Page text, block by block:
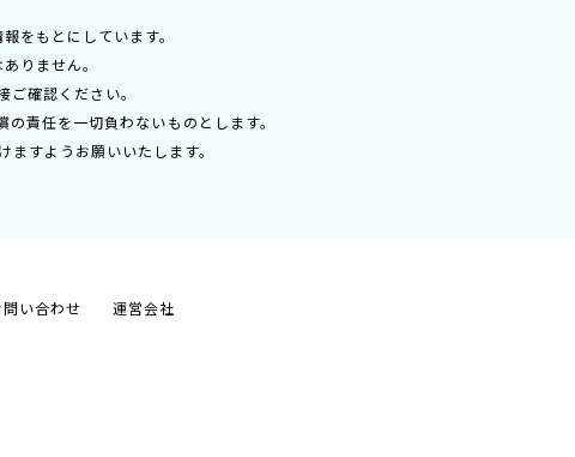
をもとにしています。
りません。
確認ください。
責任を一切負わないものとします。
すようお願いいたします。
問い合わせ 運営会社